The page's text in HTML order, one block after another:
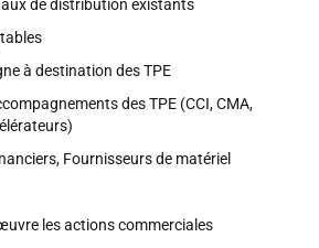
de distribution existants
à destination des TPE
des TPE (CCI, CMA,
Fournisseurs de matériel
les actions commerciales